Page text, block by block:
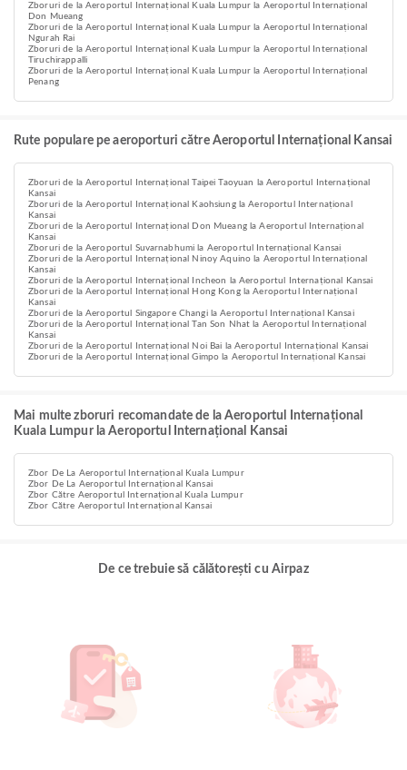
Zboruri de la Aeroportul Internațional Kuala Lumpur la Aeroportul Internațional
Don Mueang
Zboruri de la Aeroportul Internațional Kuala Lumpur la Aeroportul Internațional
Ngurah Rai
Zboruri de la Aeroportul Internațional Kuala Lumpur la Aeroportul Internațional
Tiruchirappalli
Zboruri de la Aeroportul Internațional Kuala Lumpur la Aeroportul Internațional
Penang
Rute populare pe aeroporturi către Aeroportul Internațional Kansai
Zboruri de la Aeroportul Internațional Taipei Taoyuan la Aeroportul Internațional
Kansai
Zboruri de la Aeroportul Internațional Kaohsiung la Aeroportul Internațional
Kansai
Zboruri de la Aeroportul Internațional Don Mueang la Aeroportul Internațional
Kansai
Zboruri de la Aeroportul Suvarnabhumi la Aeroportul Internațional Kansai
Zboruri de la Aeroportul Internațional Ninoy Aquino la Aeroportul Internațional
Kansai
Zboruri de la Aeroportul Internațional Incheon la Aeroportul Internațional Kansai
Zboruri de la Aeroportul Internațional Hong Kong la Aeroportul Internațional
Kansai
Zboruri de la Aeroportul Singapore Changi la Aeroportul Internațional Kansai
Zboruri de la Aeroportul Internațional Tan Son Nhat la Aeroportul Internațional
Kansai
Zboruri de la Aeroportul Internațional Noi Bai la Aeroportul Internațional Kansai
Zboruri de la Aeroportul Internațional Gimpo la Aeroportul Internațional Kansai
Mai multe zboruri recomandate de la Aeroportul Internațional
Kuala Lumpur la Aeroportul Internațional Kansai
Zbor De La Aeroportul Internațional Kuala Lumpur
Zbor De La Aeroportul Internațional Kansai
Zbor Către Aeroportul Internațional Kuala Lumpur
Zbor Către Aeroportul Internațional Kansai
De ce trebuie să călătorești cu Airpaz